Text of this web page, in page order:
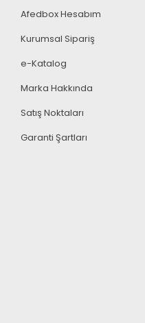
Afedbox Hesabım
Kurumsal Sipariş
e-Katalog
Marka Hakkında
Satış Noktaları
Garanti Şartları